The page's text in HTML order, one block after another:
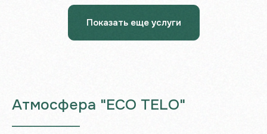
Показать еще услуги
Атмосфера "ECO TELO"
___________________